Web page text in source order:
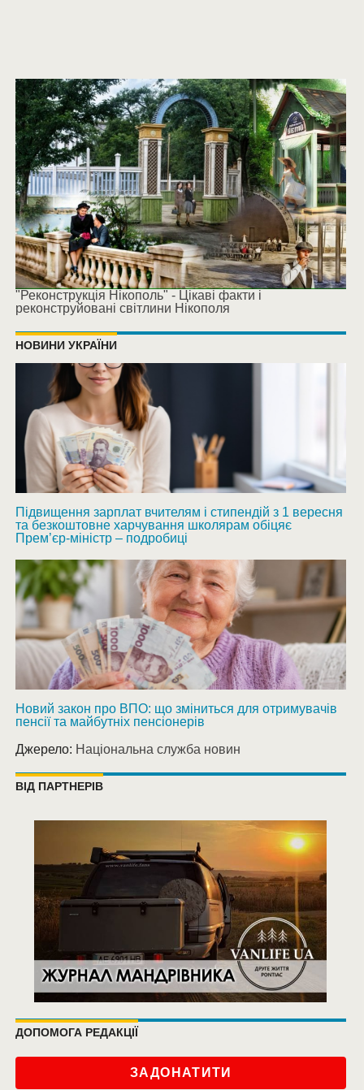
"Реконструкція Нікополь" - Цікаві факти і
реконструйовані світлини Нікополя
НОВИНИ УКРАЇНИ
Підвищення зарплат вчителям і стипендій з 1 вересня
та безкоштовне харчування школярам обіцяє
Прем’єр-міністр – подробиці
Новий закон про ВПО: що зміниться для отримувачів
пенсії та майбутніх пенсіонерів
Джерело: Національна служба новин
ВІД ПАРТНЕРІВ
ДОПОМОГА РЕДАКЦІЇ
ЗАДОНАТИТИ